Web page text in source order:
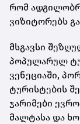
რომ
ვიზიტორებს
მსგავსი
პოპულარულ
ვენეციაში,
ტურისტების
ჯარიმები
მალტასა და